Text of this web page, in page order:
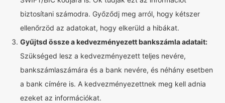
biztosítani számodra. Győződj meg arról, hogy kétszer
ellenőrzöd az adatokat, hogy elkerüld a hibákat.
Gyűjtsd össze a kedvezményezett bankszámla adatait:
Szükséged lesz a kedvezményezett teljes nevére,
bankszámlaszámára és a bank nevére, és néhány esetben
a bank címére is. A kedvezményezettnek meg kell adnia
ezeket az információkat.